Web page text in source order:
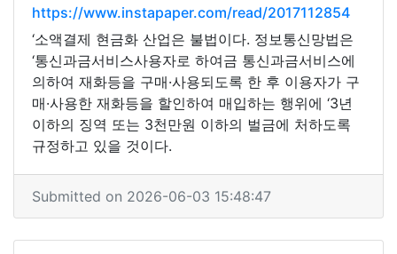
https://www.instapaper.com/read/2017112854
‘소액결제 현금화 산업은 불법이다. 정보통신망법은
‘통신과금서비스사용자로 하여금 통신과금서비스에
의하여 재화등을 구매·사용되도록 한 후 이용자가 구
매·사용한 재화등을 할인하여 매입하는 행위에 ‘3년
이하의 징역 또는 3천만원 이하의 벌금에 처하도록
규정하고 있을 것이다.
Submitted on 2026-06-03 15:48:47